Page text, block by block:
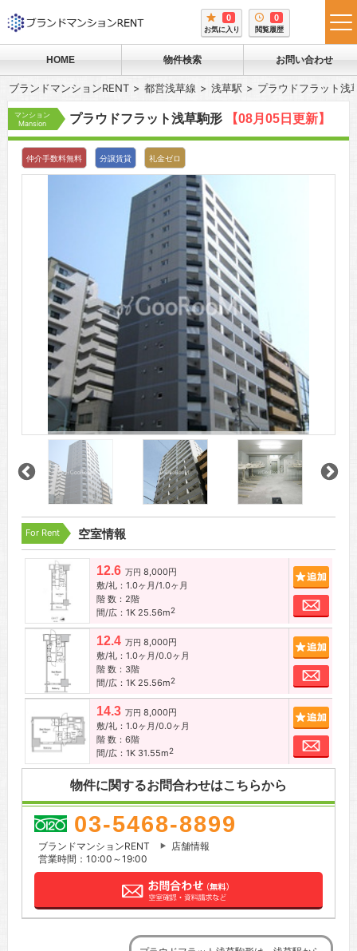
0
お気に入り
0
閲覧履歴
HOME 物件検索 お問い合わせ
ブランドマンションRENT 都営浅草線 浅草駅 プラウドフラット浅
マンション
Mansion
プラウドフラット浅草駒形 【08月05日更新】
仲介手数料無料 分譲賃貸 礼金ゼロ
For Rent 空室情報
12.6 万円 8,000円
敷/礼：1.0ヶ月/1.0ヶ月
階 数：2階
間/広：1K 25.56m2
お問
12.4 万円 8,000円
敷/礼：1.0ヶ月/0.0ヶ月
階 数：3階
間/広：1K 25.56m2
お問
14.3 万円 8,000円
敷/礼：1.0ヶ月/0.0ヶ月
階 数：6階
間/広：1K 31.55m2
お問
物件に関するお問合わせはこちらから
03-5468-8899
ブランドマンションRENT
店舗情報
営業時間：10:00～19:00